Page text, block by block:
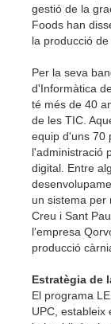
gestió de la
Foods han
la producció de
Per la seva
d'Informàtica
té més de 40
de les TIC.
equip d'uns 70
l'administració
digital. Entre
un sistema per
Creu i Sant
l'empresa
producció
Estratègia de
El programa
UPC, estableix